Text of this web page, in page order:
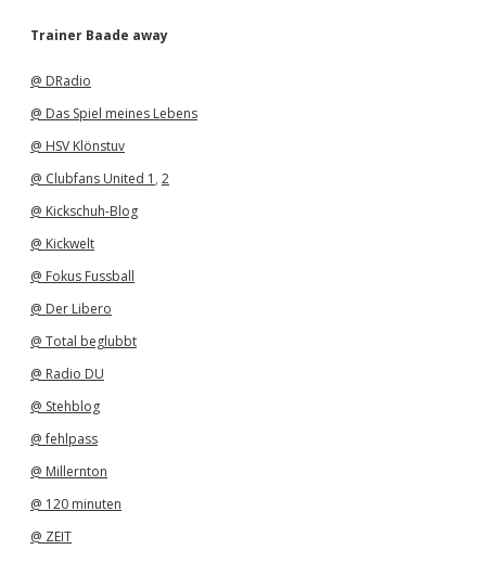
h
Trainer Baade away
@ DRadio
@ Das Spiel meines Lebens
@ HSV Klönstuv
@ Clubfans United 1 , 2
@ Kickschuh-Blog
@ Kickwelt
@ Fokus Fussball
@ Der Libero
@ Total beglubbt
@ Radio DU
@ Stehblog
@ fehlpass
@ Millernton
@ 120 minuten
@ ZEIT